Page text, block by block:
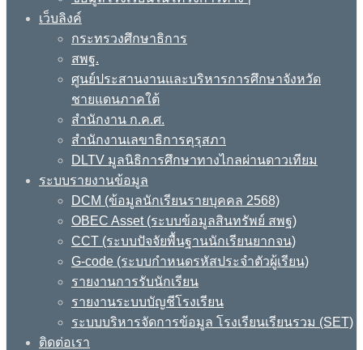
เว็บลิงค์
กระทรวงศึกษาธิการ
สพฐ.
ศูนย์ประสานงานและบริหารการศึกษาจังหวัด
ชายแดนภาคใต้
สำนักงาน ก.ค.ศ.
สำนักงานเลขาธิการคุรุสภา
DLTV มูลนิธิการศึกษาทางไกลผ่านดาวเทียม
ระบบรายงานข้อมูล
DCM (ข้อมูลนักเรียนรายบุคคล 2568)
OBEC Asset (ระบบข้อมูลสินทรัพย์ สพฐ)
CCT (ระบบปัจจัยพื้นฐานนักเรียนยากจน)
G-code (ระบบกำหนดรหัสประจำตัวผู้เรียน)
รายงานการรับนักเรียน
รายงานระบบบัญชีโรงเรียน
ระบบบริหารจัดการข้อมูล โรงเรียนเรียนรวม (SET)
ติดต่อเรา